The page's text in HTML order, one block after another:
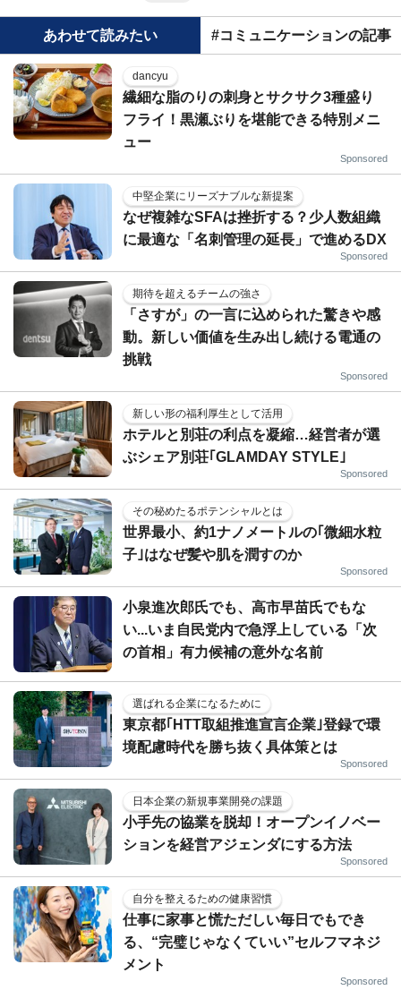
あわせて読みたい #コミュニケーションの記事
dancyu
繊細な脂のりの刺身とサクサク3種盛り
フライ！黒瀬ぶりを堪能できる特別メニ
ュー
Sponsored
中堅企業にリーズナブルな新提案
なぜ複雑なSFAは挫折する？少人数組織
に最適な「名刺管理の延長」で進めるDX
Sponsored
期待を超えるチームの強さ
「さすが」の一言に込められた驚きや感
動。新しい価値を生み出し続ける電通の
挑戦
Sponsored
新しい形の福利厚生として活用
ホテルと別荘の利点を凝縮…経営者が選
ぶシェア別荘｢GLAMDAY STYLE｣
Sponsored
その秘めたるポテンシャルとは
世界最小、約1ナノメートルの｢微細水粒
子｣はなぜ髪や肌を潤すのか
Sponsored
小泉進次郎氏でも、高市早苗氏でもな
い...いま自民党内で急浮上している「次
の首相」有力候補の意外な名前
選ばれる企業になるために
東京都｢HTT取組推進宣言企業｣登録で環
境配慮時代を勝ち抜く具体策とは
Sponsored
日本企業の新規事業開発の課題
小手先の協業を脱却！オープンイノベー
ションを経営アジェンダにする方法
Sponsored
自分を整えるための健康習慣
仕事に家事と慌ただしい毎日でもでき
る、“完璧じゃなくていい”セルフマネジ
メント
Sponsored